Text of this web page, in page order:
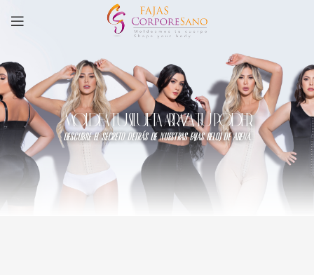
MOLDEA TU SILUETA, ABRAZA TU PODER
descubre el secreto detrás de nuestras fajas reloj de arena.